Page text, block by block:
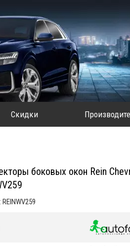
Скидки
боковых окон Rein
REINWV259